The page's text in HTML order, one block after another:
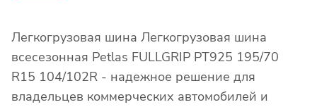
Легкогрузовая шина Легкогрузовая шина
всесезонная Petlas FULLGRIP PT925 195/70
R15 104/102R - надежное решение для
владельцев коммерческих автомобилей и